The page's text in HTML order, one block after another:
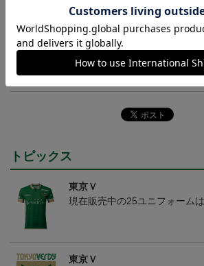
決済について
ヘルプページ
トピックス
東京Ｖ
現在販売中の25ユニフォームは
東京Ｖ